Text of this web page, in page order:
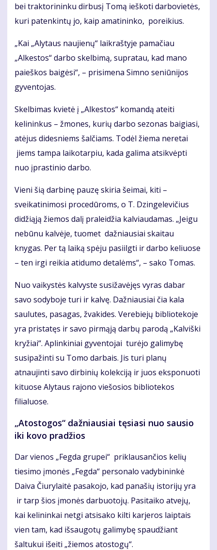
bei traktorininku dirbusį Tomą ieškoti darbovietės,
kuri patenkintų jo, kaip amatininko, poreikius.
„Kai „Alytaus naujienų“ laikraštyje pamačiau
„Alkestos“ darbo skelbimą, supratau, kad mano
paieškos baigėsi“, – prisimena Simno seniūnijos
gyventojas.
Skelbimas kvietė į „Alkestos“ komandą ateiti
kelininkus – žmones, kurių darbo sezonas baigiasi,
atėjus didesniems šalčiams. Todėl žiema neretai
jiems tampa laikotarpiu, kada galima atsikvėpti
nuo įprastinio darbo.
Vieni šią darbinę pauzę skiria šeimai, kiti –
sveikatinimosi procedūroms, o T. Dzingelevičius
didžiąją žiemos dalį praleidžia kalviaudamas. „Jeigu
nebūnu kalvėje, tuomet dažniausiai skaitau
knygas. Per tą laiką spėju pasiilgti ir darbo keliuose
– ten irgi reikia atidumo detalėms“, – sako Tomas.
Nuo vaikystės kalvyste susižavėjęs vyras dabar
savo sodyboje turi ir kalvę. Dažniausiai čia kala
saulutes, pasagas, žvakides. Verebiejų bibliotekoje
yra pristatęs ir savo pirmąją darbų parodą „Kalviški
kryžiai“. Aplinkiniai gyventojai turėjo galimybę
susipažinti su Tomo darbais. Jis turi planų
atnaujinti savo dirbinių kolekciją ir juos eksponuoti
kituose Alytaus rajono viešosios bibliotekos
filialuose.
„Atostogos“ dažniausiai tęsiasi nuo sausio
iki kovo pradžios
Dar vienos „Fegda grupei“ priklausančios kelių
tiesimo įmonės „Fegda“ personalo vadybininkė
Daiva Čiurylaitė pasakojo, kad panašių istorijų yra
ir tarp šios įmonės darbuotojų. Pasitaiko atvejų,
kai kelininkai netgi atsisako kilti karjeros laiptais
vien tam, kad išsaugotų galimybę spaudžiant
šaltukui išeiti „žiemos atostogų“.